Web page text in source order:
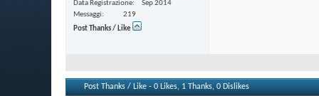
Data Registrazione
Sep 2014
Messaggi
219
Post Thanks / Like
Post Thanks / Like - 0 Likes, 1 Thanks, 0 Dislikes